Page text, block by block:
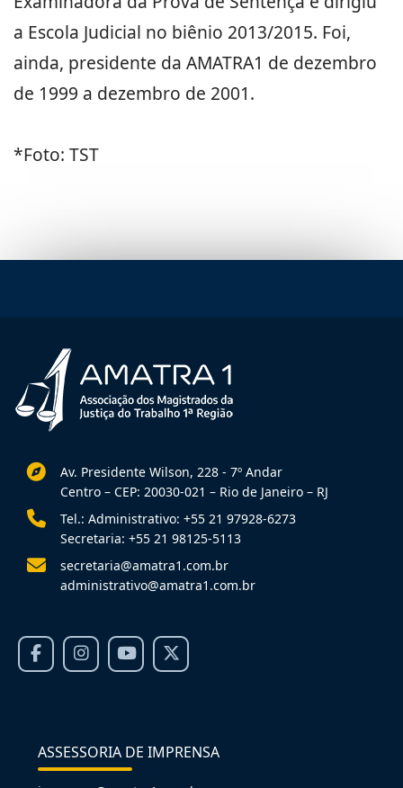
a Escola Judicial no biênio 2013/2015. Foi,
ainda, presidente da AMATRA1 de dezembro
de 1999 a dezembro de 2001.
*Foto: TST
Av. Presidente Wilson, 228 - 7º Andar
Centro – CEP: 20030-021 – Rio de Janeiro – RJ
Tel.: Administrativo: +55 21 97928-6273
Secretaria: +55 21 98125-5113
secretaria@amatra1.com.br
administrativo@amatra1.com.br
ASSESSORIA DE IMPRENSA